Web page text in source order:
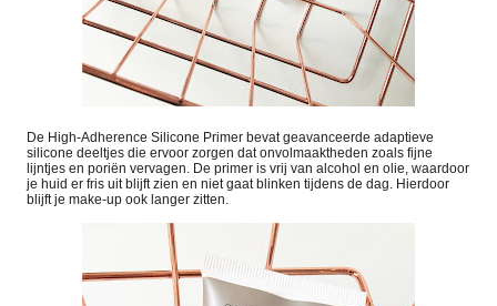
De High-Adherence Silicone Primer bevat geavanceerde adaptieve
silicone deeltjes die ervoor zorgen dat onvolmaaktheden zoals fijne
lijntjes en poriën vervagen. De primer is vrij van alcohol en olie, waardoor
je huid er fris uit blijft zien en niet gaat blinken tijdens de dag. Hierdoor
blijft je make-up ook langer zitten.